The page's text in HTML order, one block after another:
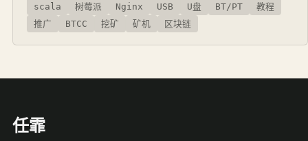
scala
树莓派 Nginx USB U盘 BT/PT
教程
推广
BTCC 挖矿 矿机 区块链
任霏